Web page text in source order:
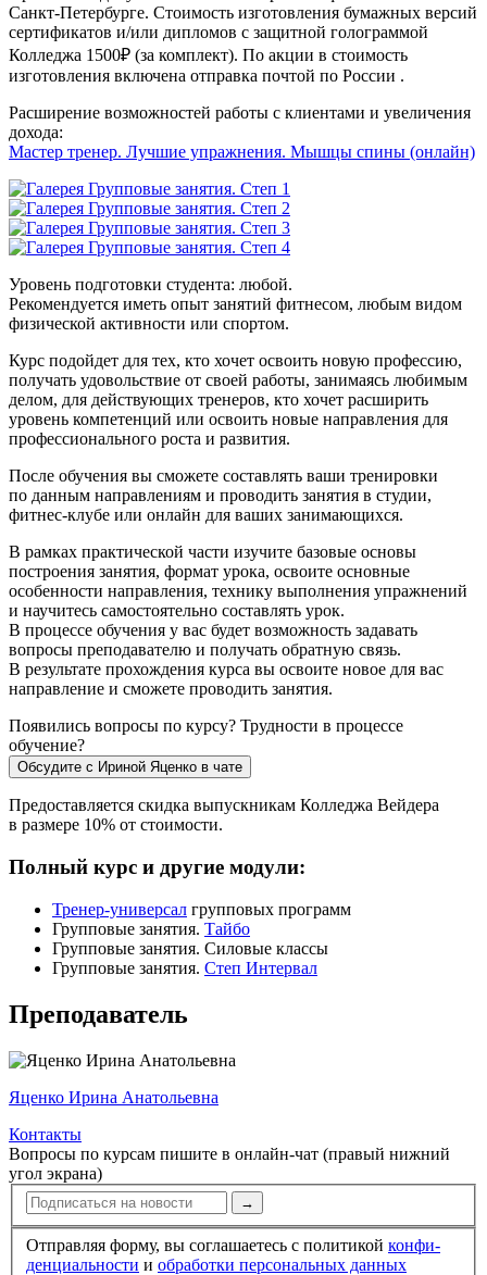
Санкт-Петербурге. Стоимость изготовления бумажных версий
сертификатов и/или дипломов с защитной голограммой
Колледжа 1500₽ (за комплект). По акции в стоимость
изготовления включена отправка почтой по России .
Расширение возможностей работы с клиентами и увеличения
дохода:
Мастер тренер. Лучшие упражнения. Мышцы спины (онлайн)
Уровень подготовки студента: любой.
Рекомендуется иметь опыт занятий фитнесом, любым видом
физической активности или спортом.
Курс подойдет для тех, кто хочет освоить новую профессию,
получать удовольствие от своей работы, занимаясь любимым
делом, для действующих тренеров, кто хочет расширить
уровень компетенций или освоить новые направления для
профессионального роста и развития.
После обучения вы сможете составлять ваши тренировки
по данным направлениям и проводить занятия в студии,
фитнес-клубе или онлайн для ваших занимающихся.
В рамках практической части изучите базовые основы
построения занятия, формат урока, освоите основные
особенности направления, технику выполнения упражнений
и научитесь самостоятельно составлять урок.
В процессе обучения у вас будет возможность задавать
вопросы преподавателю и получать обратную связь.
В результате прохождения курса вы освоите новое для вас
направление и сможете проводить занятия.
Появились вопросы по курсу? Трудности в процессе
обучение?
Предоставляется скидка выпускникам Колледжа Вейдера
в размере 10% от стоимости.
Полный курс и другие модули:
Тренер-универсал групповых программ
Групповые занятия. Тайбо
Групповые занятия. Силовые классы
Групповые занятия. Степ Интервал
Преподаватель
Яценко Ирина Анатольевна
Контакты
Вопросы по курсам пишите в онлайн-чат (правый нижний
угол экрана)
→
Отправляя форму, вы соглашаетесь с политикой конфи­
ден­циальности и обработки персональных данных